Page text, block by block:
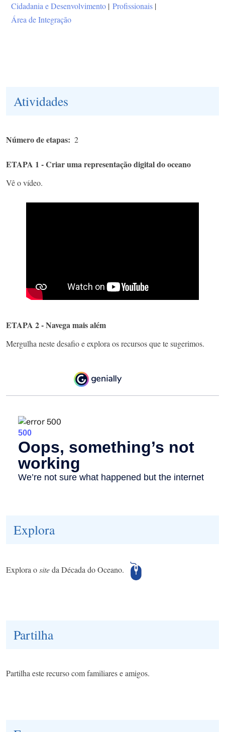
Cidadania e Desenvolvimento | Profissionais |
Área de Integração
Atividades
Número de etapas 2
ETAPA 1 - Criar uma representação digital do oceano
Vê o vídeo.
ETAPA 2 - Navega mais além
Mergulha neste desafio e explora os recursos que te sugerimos.
Explora
Explora ositeda Década do Oceano.
Partilha
Partilha este recurso com familiares e amigos.